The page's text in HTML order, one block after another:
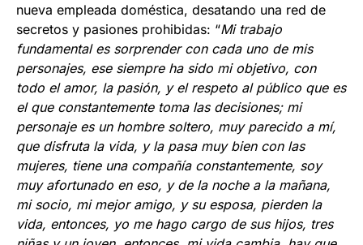
nueva empleada doméstica, desatando una red de
secretos y pasiones prohibidas: “Mi trabajo
fundamental es sorprender con cada uno de mis
personajes, ese siempre ha sido mi objetivo, con
todo el amor, la pasión, y el respeto al público que es
el que constantemente toma las decisiones; mi
personaje es un hombre soltero, muy parecido a mí,
que disfruta la vida, y la pasa muy bien con las
mujeres, tiene una compañía constantemente, soy
muy afortunado en eso, y de la noche a la mañana,
mi socio, mi mejor amigo, y su esposa, pierden la
vida, entonces, yo me hago cargo de sus hijos, tres